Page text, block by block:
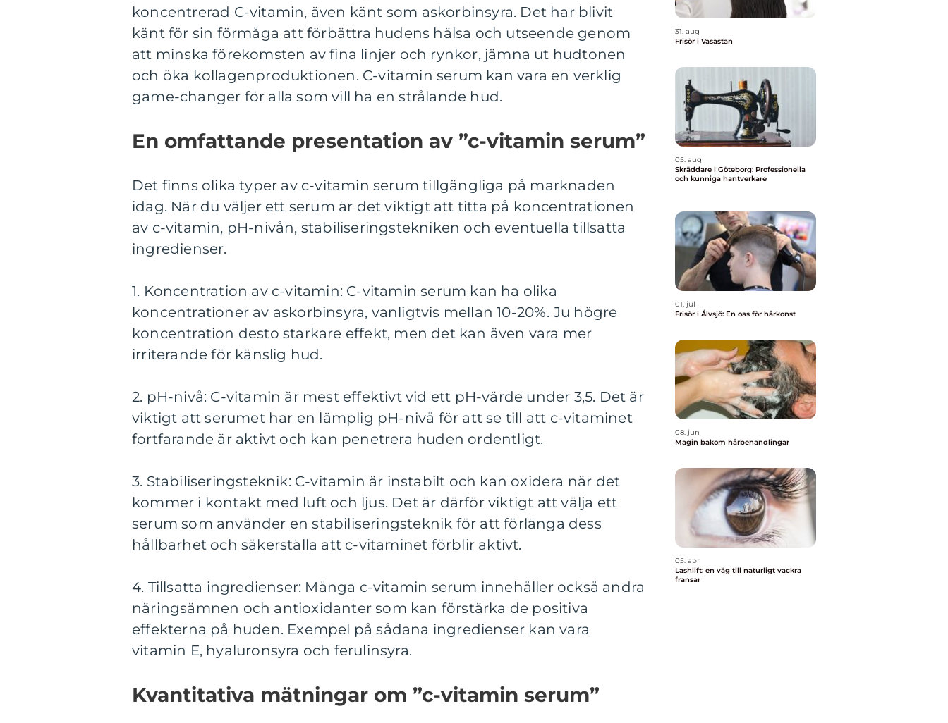
koncentrerad C-vitamin, även känt som askorbinsyra. Det har blivit
känt för sin förmåga att förbättra hudens hälsa och utseende genom
att minska förekomsten av fina linjer och rynkor, jämna ut hudtonen
och öka kollagenproduktionen. C-vitamin serum kan vara en verklig
game-changer för alla som vill ha en strålande hud.
En omfattande presentation av ”c-vitamin serum”
Det finns olika typer av c-vitamin serum tillgängliga på marknaden
idag. När du väljer ett serum är det viktigt att titta på koncentrationen
av c-vitamin, pH-nivån, stabiliseringstekniken och eventuella tillsatta
ingredienser.
1. Koncentration av c-vitamin: C-vitamin serum kan ha olika
koncentrationer av askorbinsyra, vanligtvis mellan 10-20%. Ju högre
koncentration desto starkare effekt, men det kan även vara mer
irriterande för känslig hud.
2. pH-nivå: C-vitamin är mest effektivt vid ett pH-värde under 3,5. Det är
viktigt att serumet har en lämplig pH-nivå för att se till att c-vitaminet
fortfarande är aktivt och kan penetrera huden ordentligt.
3. Stabiliseringsteknik: C-vitamin är instabilt och kan oxidera när det
kommer i kontakt med luft och ljus. Det är därför viktigt att välja ett
serum som använder en stabiliseringsteknik för att förlänga dess
hållbarhet och säkerställa att c-vitaminet förblir aktivt.
4. Tillsatta ingredienser: Många c-vitamin serum innehåller också andra
näringsämnen och antioxidanter som kan förstärka de positiva
effekterna på huden. Exempel på sådana ingredienser kan vara
vitamin E, hyaluronsyra och ferulinsyra.
Kvantitativa mätningar om ”c-vitamin serum”
31. aug
Frisör i Vasastan
05. aug
Skräddare i Göteborg: Professionella
och kunniga hantverkare
01. jul
Frisör i Älvsjö: En oas för hårkonst
08. jun
Magin bakom hårbehandlingar
05. apr
Lashlift: en väg till naturligt vackra
fransar